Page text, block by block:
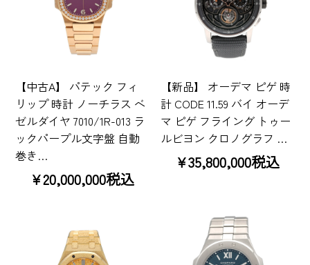
【中古A】 パテック フィ
リップ 時計 ノーチラス ベ
ゼルダイヤ 7010/1R-013 ラ
ックパープル文字盤 自動
巻き…
¥20,000,000税込
【新品】 オーデマ ピゲ 時
計 CODE 11.59 バイ オーデ
マ ピゲ フライング トゥー
ルビヨン クロノグラフ …
¥35,800,000税込